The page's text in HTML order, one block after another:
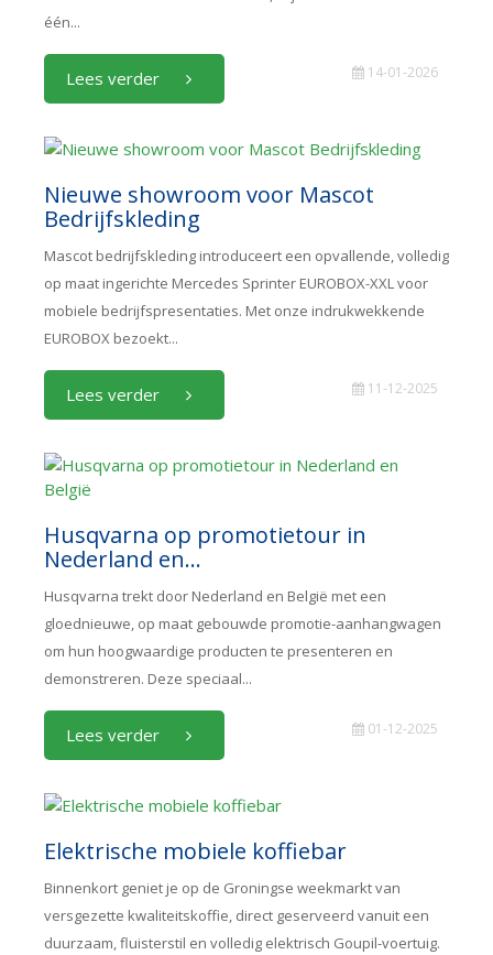
één...
Lees verder 14-01-2026
Nieuwe showroom voor Mascot
Bedrijfskleding
Mascot bedrijfskleding introduceert een opvallende, volledig
op maat ingerichte Mercedes Sprinter EUROBOX-XXL voor
mobiele bedrijfspresentaties. Met onze indrukwekkende
EUROBOX bezoekt...
Lees verder 11-12-2025
Husqvarna op promotietour in
Nederland en...
Husqvarna trekt door Nederland en België met een
gloednieuwe, op maat gebouwde promotie-aanhangwagen
om hun hoogwaardige producten te presenteren en
demonstreren. Deze speciaal...
Lees verder 01-12-2025
Elektrische mobiele koffiebar
Binnenkort geniet je op de Groningse weekmarkt van
versgezette kwaliteitskoffie, direct geserveerd vanuit een
duurzaam, fluisterstil en volledig elektrisch Goupil-voertuig.